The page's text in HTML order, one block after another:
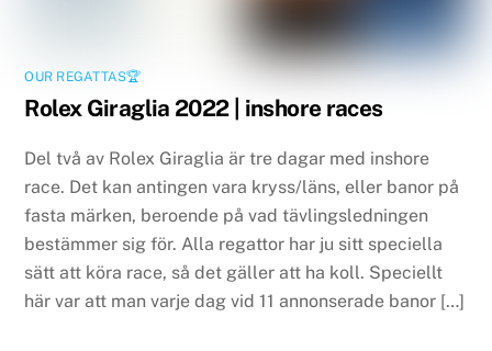
OUR REGATTAS🏆
Rolex Giraglia 2022 | inshore races
Del två av Rolex Giraglia är tre dagar med inshore
race. Det kan antingen vara kryss/läns, eller banor på
fasta märken, beroende på vad tävlingsledningen
bestämmer sig för. Alla regattor har ju sitt speciella
sätt att köra race, så det gäller att ha koll. Speciellt
här var att man varje dag vid 11 annonserade banor […]